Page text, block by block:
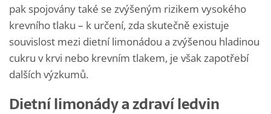
pak spojovány také se zvýšeným rizikem vysokého
krevního tlaku – k určení, zda skutečně existuje
souvislost mezi dietní limonádou a zvýšenou hladinou
cukru v krvi nebo krevním tlakem, je však zapotřebí
dalších výzkumů.
Dietní limonády a zdraví ledvin